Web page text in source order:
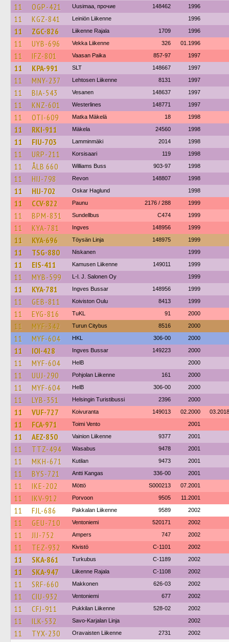
11 OGP-421 Uusimaa, прочие 148462 1996
11 KGZ-841 Leiniön Liikenne 1996
11 ZGC-826 Liikenne Rajala 1709 1996
11 UYB-696 Vekka Liikenne 326 01.1996
11 IFZ-801 Vaasan Paika 857-97 1997
11 KPA-991 SLT 148667 1997
11 MNY-237 Lehtosen Liikenne 8131 1997
11 BIA-543 Vesanen 148637 1997
11 KNZ-601 Westerlines 148771 1997
11 OTI-609 Matka Mäkelä 18 1998
11 RKI-911 Mäkela 24560 1998
11 FIU-703 Lamminmäki 2014 1998
11 URP-211 Korsisaari 119 1998
11 ÅLB 660 Williams Buss 903-97 1998
11 HIJ-798 Revon 148807 1998
11 HIJ-702 Oskar Haglund 1998
11 CCV-822 Paunu 2176 / 288 1999
11 BPM-831 Sundellbus C474 1999
11 KYA-781 Ingves 148956 1999
11 KYA-696 Töysän Linja 148975 1999
11 TSG-880 Niskanen 1999
11 EIS-411 Kamusen Liikenne 149011 1999
11 MYB-599 L-l. J. Salonen Oy 1999
11 KYA-781 Ingves Bussar 148956 1999
11 GEB-811 Koiviston Oulu 8413 1999
11 EYG-816 TuKL 91 2000
11 MYF-342 Turun Citybus 8516 2000
11 MYF-604 HKL 306-00 2000
11 IOI-428 Ingves Bussar 149223 2000
11 MYF-604 HelB 2000
11 UUJ-290 Pohjolan Liikenne 161 2000
11 MYF-604 HelB 306-00 2000
11 LYB-351 Helsingin Turistibussi 2396 2000
11 VUF-727 Koivuranta 149013 02.2000 03.2018
11 FCA-971 Toimi Vento 2001
11 AEZ-850 Vainion Liikenne 9377 2001
11 TTZ-494 Wasabus 9478 2001
11 MKH-671 Kutilan 9473 2001
11 BYS-721 Antti Kangas 336-00 2001
11 IKE-202 Möttö S000213 07.2001
11 IKV-912 Porvoon 9505 11.2001
11 FJL-686 Pakkalan Liikenne 9589 2002
11 GEU-710 Ventoniemi 520171 2002
11 JIJ-752 Ampers 747 2002
11 TEZ-932 Kivistö C-1101 2002
11 SKA-861 Turkubus C-1189 2002
11 SKA-947 Liikenne Rajala C-1108 2002
11 SRF-660 Makkonen 626-03 2002
11 CIU-932 Ventoniemi 677 2002
11 CFJ-911 Pukkilan Liikenne 528-02 2002
11 ILK-532 Savo-Karjalan Linja 2002
11 TYX-230 Oravaisten Liikenne 2731 2002